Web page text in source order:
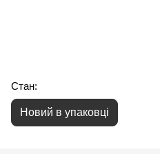
Стан:
Новий в упаковці